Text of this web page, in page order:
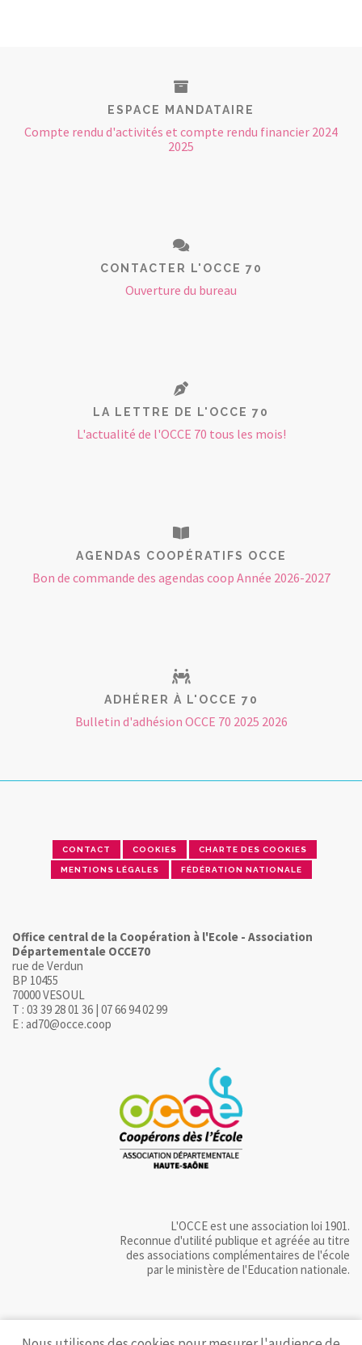
ESPACE MANDATAIRE
Compte rendu d'activités et compte rendu financier 2024
2025
CONTACTER L'OCCE 70
Ouverture du bureau
LA LETTRE DE L'OCCE 70
L'actualité de l'OCCE 70 tous les mois!
AGENDAS COOPÉRATIFS OCCE
Bon de commande des agendas coop Année 2026-2027
ADHÉRER À L'OCCE 70
Bulletin d'adhésion OCCE 70 2025 2026
CONTACT COOKIES CHARTE DES COOKIES
MENTIONS LÉGALES FÉDÉRATION NATIONALE
Office central de la Coopération à l'Ecole - Association
Départementale OCCE70
rue de Verdun
BP 10455
70000 VESOUL
T : 03 39 28 01 36 | 07 66 94 02 99
E : ad70@occe.coop
L'OCCE est une association loi 1901.
Reconnue d'utilité publique et agréée au titre
des associations complémentaires de l'école
par le ministère de l'Education nationale.